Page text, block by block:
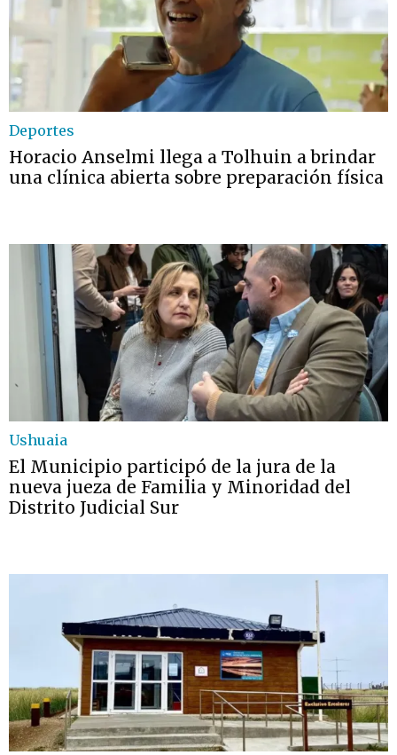
Deportes
Horacio Anselmi llega a Tolhuin a brindar
una clínica abierta sobre preparación física
Ushuaia
El Municipio participó de la jura de la
nueva jueza de Familia y Minoridad del
Distrito Judicial Sur